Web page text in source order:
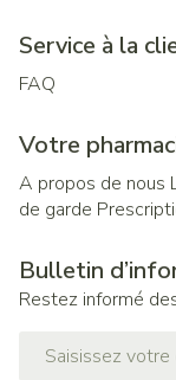
Service à la
FAQ
Votre
A propos de nous
de garde
Bulletin
Restez informé